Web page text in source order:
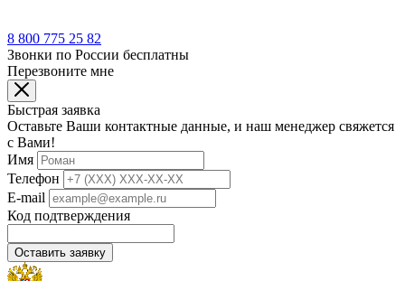
8 800 775 25 82
Звонки по России бесплатны
Перезвоните мне
Быстрая заявка
Оставьте Ваши контактные данные, и наш менеджер свяжется
с Вами!
Имя
Телефон
E-mail
Код подтверждения
Оставить заявку